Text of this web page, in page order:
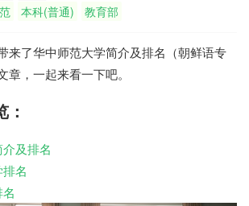
本科(普通) 教育部
来了华中师范大学简介及排名（朝鲜语专
章，一起来看一下吧。
及排名
名